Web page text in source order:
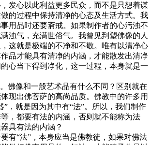
发心以此利益更多民众，而不是只想着谋
的过程中保持清净的心态及生活方式。我
用品时还要斋戒。如果制作者的心污浊不
浊气，充满世俗气。我曾见到塑佛像的人
这就是极端的不净和不敬。唯有以清净心
品才能具有清净的内涵，才能散发出清净
心当下得到净化，这一过程，本身就是一
像和一般艺术品有什么不同？区别就在
现出佛菩萨的高尚品质。佛教中的许多用
”，就是因为其中有“法”。所以，我们制作
，都要有法的内涵，否则就不能称为法
具有法的内涵？
“法”，本身应当是佛教徒，如果对佛法